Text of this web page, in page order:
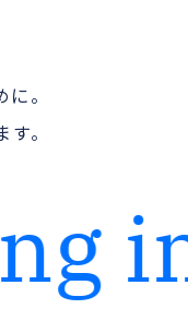
。
。